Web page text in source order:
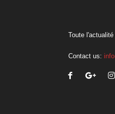
Toute
Contact us: